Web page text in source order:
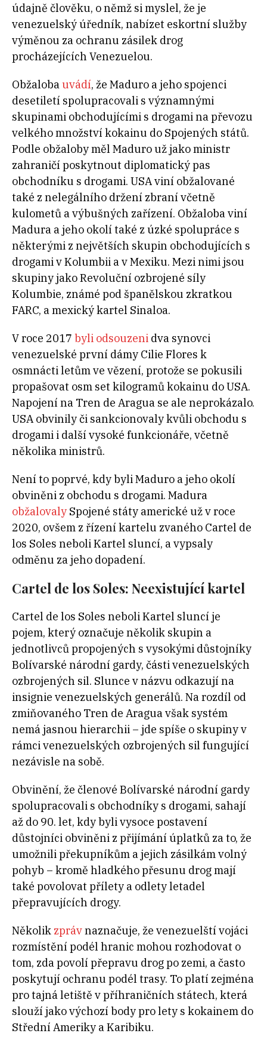
údajně člověku, o němž si myslel, že je
venezuelský úředník, nabízet eskortní služby
výměnou za ochranu zásilek drog
procházejících Venezuelou.
Obžalobauvádí, že Maduro a jeho spojenci
desetiletí spolupracovali s významnými
skupinami obchodujícími s drogami na převozu
velkého množství kokainu do Spojených států.
Podle obžaloby měl Maduro už jako ministr
zahraničí poskytnout diplomatický pas
obchodníku s drogami. USA viní obžalované
také z nelegálního držení zbraní včetně
kulometů a výbušných zařízení. Obžaloba viní
Madura a jeho okolí také z úzké spolupráce s
některými z největších skupin obchodujících s
drogami v Kolumbii a v Mexiku. Mezi nimi jsou
skupiny jako Revoluční ozbrojené síly
Kolumbie, známé pod španělskou zkratkou
FARC, a mexický kartel Sinaloa.
V roce 2017 byli odsouzeni dva synovci
venezuelské první dámy Cilie Flores k
osmnácti letům ve vězení, protože se pokusili
propašovat osm set kilogramů kokainu do USA.
Napojení na Tren de Aragua se ale neprokázalo.
USA obvinily či sankcionovaly kvůli obchodu s
drogami i další vysoké funkcionáře, včetně
několika ministrů.
Není to poprvé, kdy byli Maduro a jeho okolí
obviněni z obchodu s drogami. Madura
obžalovaly Spojené státy americké už v roce
2020, ovšem z řízení kartelu zvaného Cartel de
los Soles neboli Kartel sluncí, a vypsaly
odměnu za jeho dopadení.
Cartel de los Soles: Neexistující kartel
Cartel de los Soles neboli Kartel sluncí je
pojem, který označuje několik skupin a
jednotlivců propojených s vysokými důstojníky
Bolívarské národní gardy, části venezuelských
ozbrojených sil. Slunce v názvu odkazují na
insignie venezuelských generálů. Na rozdíl od
zmiňovaného Tren de Aragua však systém
nemá jasnou hierarchii – jde spíše o skupiny v
rámci venezuelských ozbrojených sil fungující
nezávisle na sobě.
Obvinění, že členové Bolívarské národní gardy
spolupracovali s obchodníky s drogami, sahají
až do 90. let, kdy byli vysoce postavení
důstojníci obviněni z přijímání úplatků za to, že
umožnili překupníkům a jejich zásilkám volný
pohyb – kromě hladkého přesunu drog mají
také povolovat přílety a odlety letadel
přepravujících drogy.
Několik zprávnaznačuje, že venezuelští vojáci
rozmístění podél hranic mohou rozhodovat o
tom, zda povolí přepravu drog po zemi, a často
poskytují ochranu podél trasy. To platí zejména
pro tajná letiště v příhraničních státech, která
slouží jako výchozí body pro lety s kokainem do
Střední Ameriky a Karibiku.